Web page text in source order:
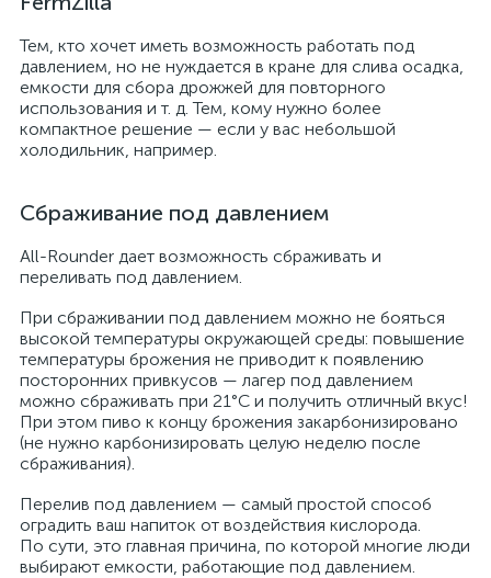
Тем, кто хочет иметь возможность работать под
давлением, но не нуждается в кране для слива осадка,
емкости для сбора дрожжей для повторного
использования и т. д. Тем, кому нужно более
компактное решение — если у вас небольшой
холодильник, например.
Сбраживание под давлением
All-Rounder дает возможность сбраживать и
переливать под давлением.
При сбраживании под давлением можно не бояться
высокой температуры окружающей среды: повышение
температуры брожения не приводит к появлению
посторонних привкусов — лагер под давлением
можно сбраживать при 21°С и получить отличный вкус!
При этом пиво к концу брожения закарбонизировано
(не нужно карбонизировать целую неделю после
сбраживания).
Перелив под давлением — самый простой способ
оградить ваш напиток от воздействия кислорода.
По сути, это главная причина, по которой многие люди
выбирают емкости, работающие под давлением.